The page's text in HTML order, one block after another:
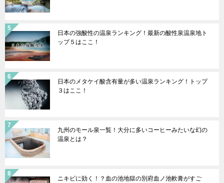
日本の強酸性の温泉ランキング！最新の酸性泉温泉地ト
ップ５はここ！
日本のメタケイ酸含有量が多い温泉ランキング！トップ
３はここ！
九州のモール泉一覧！大分に多いコーヒーみたいな幻の
温泉とは？
ニキビに効く！？血の池地獄の別府血ノ池軟膏がすご